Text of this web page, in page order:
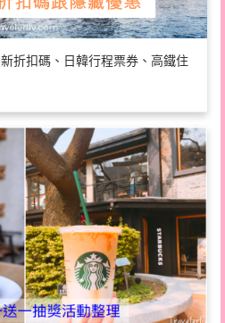
折扣碼、日韓行程票券、高鐵住